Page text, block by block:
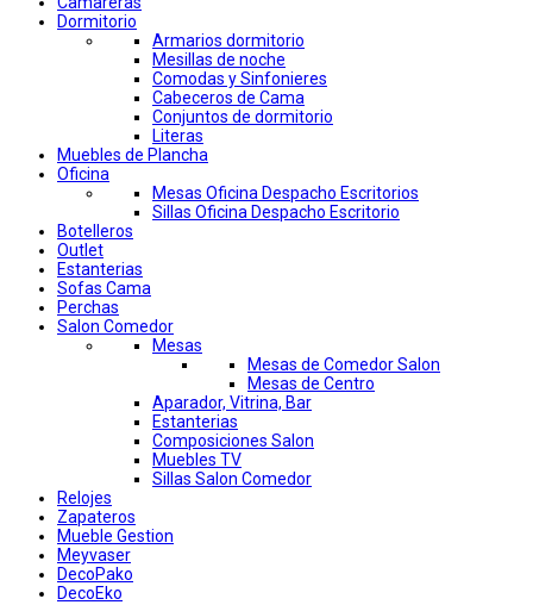
Dormitorio
Armarios dormitorio
Mesillas de noche
Comodas y Sinfonieres
Cabeceros de Cama
Conjuntos de dormitorio
Literas
Muebles de Plancha
Oficina
Mesas Oficina Despacho Escritorios
Sillas Oficina Despacho Escritorio
Botelleros
Outlet
Estanterias
Sofas Cama
Perchas
Salon Comedor
Mesas
Mesas de Comedor Salon
Mesas de Centro
Aparador, Vitrina, Bar
Estanterias
Composiciones Salon
Muebles TV
Sillas Salon Comedor
Relojes
Zapateros
Mueble Gestion
Meyvaser
DecoPako
DecoEko